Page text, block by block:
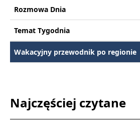
Rozmowa Dnia
Temat Tygodnia
Wakacyjny przewodnik po regionie
Najczęściej czytane